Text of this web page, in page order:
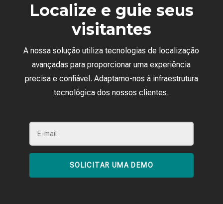
Localize e guie seus
visitantes
A nossa solução utiliza tecnologias de localização
avançadas para proporcionar uma experiência
precisa e confiável. Adaptamo-nos à infraestrutura
tecnológica dos nossos clientes.
SOLICITAR UMA DEMO